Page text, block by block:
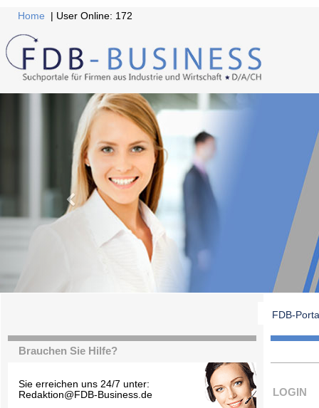
Home | User Online: 172
FDB-
Brauchen Sie Hilfe?
Sie erreichen uns 24/7 unter:
Redaktion@FDB-Business.de
LOGIN